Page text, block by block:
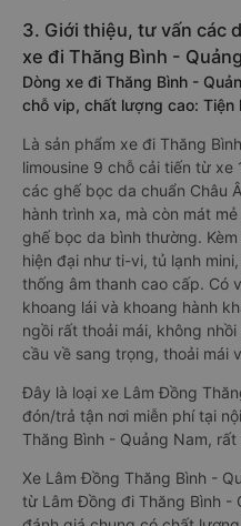
3. Giới thiệu, tư vấn các
xe đi Thăng Bình -
Dòng xe đi Thăng Bình -
chỗ vip, chất lượng cao: Tiện
Là sản phẩm xe đi Thăng
limousine 9 chỗ cải tiến từ
các ghế bọc da chuẩn Châu
hành trình xa, mà còn mát
ghế bọc da bình thường.
hiện đại như ti-vi, tủ lạnh
thống âm thanh cao cấp. Có
khoang lái và khoang hành
ngồi rất thoải mái, không
cầu về sang trọng, thoải mái
Đây là loại xe Lâm Đồng
đón/trả tận nơi miễn phí tại
Thăng Bình - Quảng Nam,
Xe Lâm Đồng Thăng Bình -
từ Lâm Đồng đi Thăng Bình -